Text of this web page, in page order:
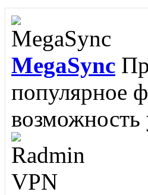
редактор,
RJ Texted
написании
поскольку
MegaSync
популярное
возможность